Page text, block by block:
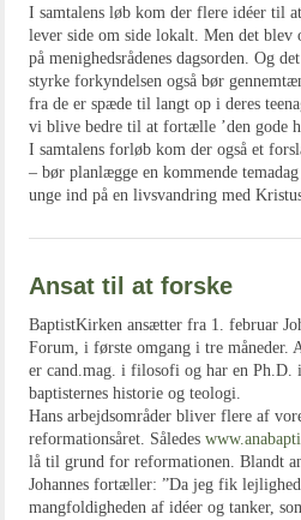
I samtalens løb kom der flere idéer til
lever side om side lokalt. Men det blev
på menighedsrådenes dagsorden. Og
styrke forkyndelsen også bør
fra de er spæde til langt op i deres
vi blive bedre til at fortælle ’den gode
I samtalens forløb kom der også et
– bør planlægge en kommende
unge ind på en livsvandring med
Ansat til at forske
BaptistKirken ansætter fra 1. februar
Forum, i første omgang i tre måneder.
er cand.mag. i filosofi og har en Ph.D.
baptisternes historie og teologi.
Hans arbejdsområder bliver flere af
reformationsåret. Således
lå til grund for reformationen. Blandt
Johannes fortæller: ”Da jeg fik
mangfoldigheden af idéer og tanker,